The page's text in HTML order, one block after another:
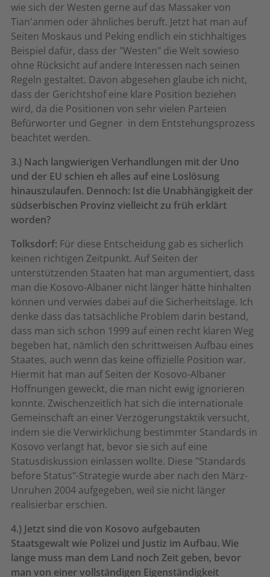
wie sich der Westen gerne auf das Massaker von
Tian'anmen oder ähnliches beruft. Jetzt hat man auf
Seiten Moskaus und Peking endlich ein stichhaltiges
Beispiel dafür, dass der "Westen" die Welt sowieso
ohne Rücksicht auf andere Interessen nach seinen
Regeln gestaltet. Davon abgesehen glaube ich nicht,
dass der Gerichtshof eine klare Position beziehen
wird, da die Positionen von sehr vielen Parteien 
Befürworter und Gegner  in dem Entstehungsprozess
beachtet werden.
3.) Nach langwierigen Verhandlungen mit der Uno
und der EU schien eh alles auf eine Loslösung
hinauszulaufen. Dennoch: Ist die Unabhängigkeit der
südserbischen Provinz vielleicht zu früh erklärt
worden?
Tolksdorf: Für diese Entscheidung gab es sicherlich
keinen richtigen Zeitpunkt. Auf Seiten der
unterstützenden Staaten hat man argumentiert, dass
man die Kosovo-Albaner nicht länger hätte hinhalten
können und verwies dabei auf die Sicherheitslage. Ich
denke dass das tatsächliche Problem darin bestand,
dass man sich schon 1999 auf einen recht klaren Weg
begeben hat, nämlich den schrittweisen Aufbau eines
Staates, auch wenn das keine offizielle Position war.
Hiermit hat man auf Seiten der Kosovo-Albaner
Hoffnungen geweckt, die man nicht ewig ignorieren
konnte. Zwischenzeitlich hat sich die internationale
Gemeinschaft an einer Verzögerungstaktik versucht,
indem sie die Verwirklichung bestimmter Standards in
Kosovo verlangt hat, bevor sie sich auf eine
Statusdiskussion einlassen wollte. Diese "Standards
before Status"-Strategie wurde aber nach den März-
Unruhen 2004 aufgegeben, weil sie nicht länger
realisierbar erschien.
4.) Jetzt sind die von Kosovo aufgebauten
Staatsgewalt wie Polizei und Justiz im Aufbau. Wie
lange muss man dem Land noch Zeit geben, bevor
man von einer vollständigen Eigenständigkeit